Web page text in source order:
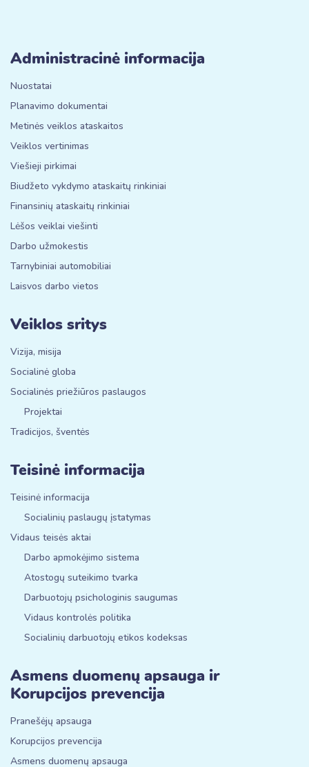
Administracinė informacija
Nuostatai
Planavimo dokumentai
Metinės veiklos ataskaitos
Veiklos vertinimas
Viešieji pirkimai
Biudžeto vykdymo ataskaitų rinkiniai
Finansinių ataskaitų rinkiniai
Lėšos veiklai viešinti
Darbo užmokestis
Tarnybiniai automobiliai
Laisvos darbo vietos
Veiklos sritys
Vizija, misija
Socialinė globa
Socialinės priežiūros paslaugos
Projektai
Tradicijos, šventės
Teisinė informacija
Teisinė informacija
Socialinių paslaugų įstatymas
Vidaus teisės aktai
Darbo apmokėjimo sistema
Atostogų suteikimo tvarka
Darbuotojų psichologinis saugumas
Vidaus kontrolės politika
Socialinių darbuotojų etikos kodeksas
Asmens duomenų apsauga ir
Korupcijos prevencija
Pranešėjų apsauga
Korupcijos prevencija
Asmens duomenų apsauga